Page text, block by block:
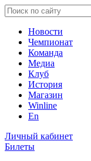
Новости
Чемпионат
Команда
Медиа
Клуб
История
Магазин
Winline
En
Личный кабинет
Билеты